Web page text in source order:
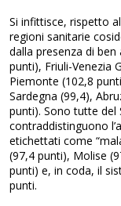
Si infittisce, rispetto
regioni sanitarie
dalla presenza di
punti), Friuli-Venezia
Piemonte (102,8
Sardegna (99,4),
punti). Sono tutte del
contraddistinguono
etichettati come
(97,4 punti), Molise
punti) e, in coda, il
punti.